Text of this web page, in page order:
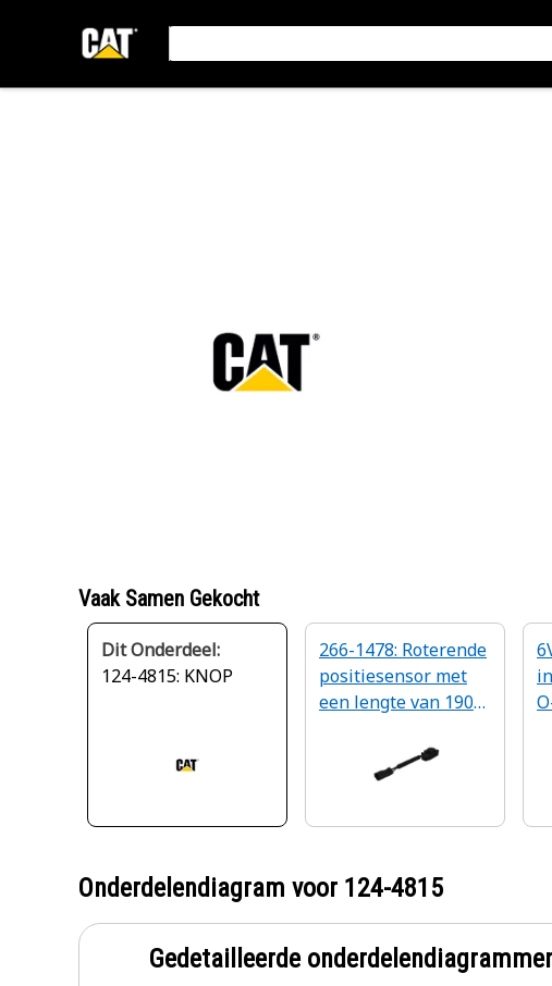
Vaak Samen Gekocht
Dit Onderdeel:
124-4815: KNOP
266-1478: Roterende
positiesensor met
een lengte van 190
Onderdelendiagram voor 124-4815
Gedetailleerde